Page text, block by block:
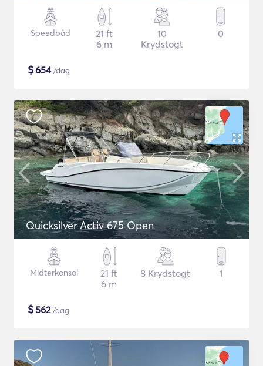
Speedbåd
21 ft
6 m
10
Krydstogt
0
$654/dag
Quicksilver Activ 675 Open
Midterkonsol
21 ft
6 m
8 Krydstogt 1
$562/dag